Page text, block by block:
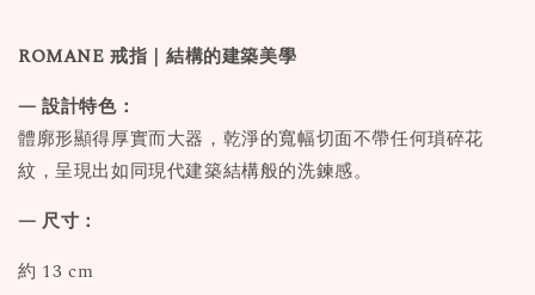
ROMANE 戒指 ｜結構的建築美學
— 設計特色：
體廓形顯得厚實而大器，乾淨的寬幅切面不帶任何瑣碎花
紋，呈現出如同現代建築結構般的洗鍊感。
— 尺寸：
約 13 cm